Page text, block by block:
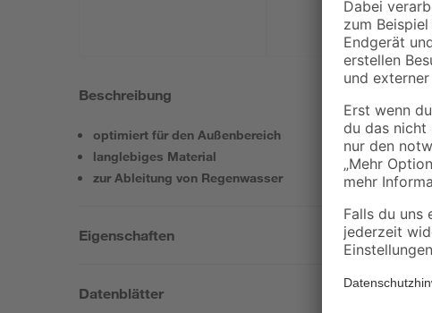
Beschreibung
optimiert für den Außenbereich
langlebiges Material
zur Ableitung von Regenwasser
Eigenschaften
Datenblätter